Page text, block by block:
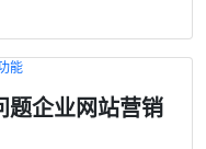
题企业网站营销